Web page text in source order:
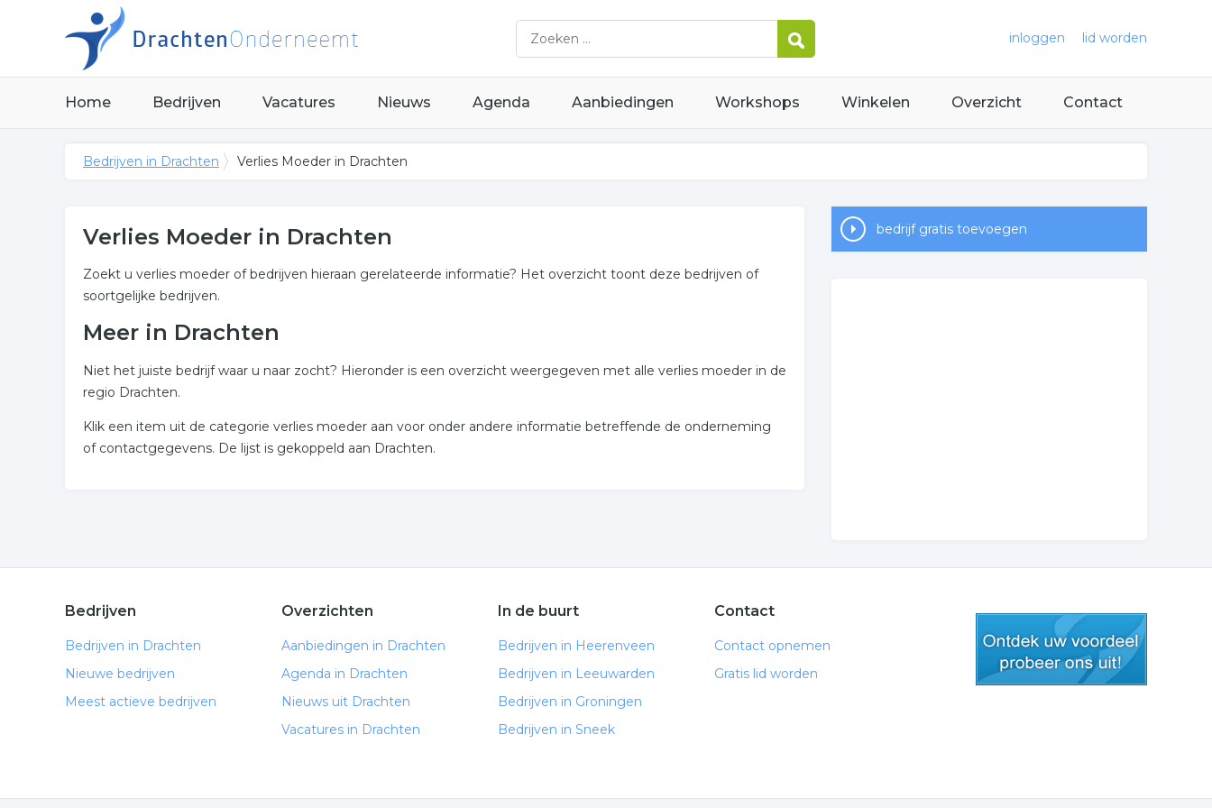
inloggen lid worden
Home Bedrijven Vacatures Nieuws Agenda Aanbiedingen Workshops Winkelen Overzicht Contact
Bedrijven in Drachten Verlies Moeder in Drachten
Verlies Moeder in Drachten
Zoekt u verlies moeder of bedrijven hieraan gerelateerde informatie? Het overzicht toont deze bedrijven of
soortgelijke bedrijven.
Meer in Drachten
Niet het juiste bedrijf waar u naar zocht? Hieronder is een overzicht weergegeven met alle verlies moeder in de
regio Drachten.
Klik een item uit de categorie verlies moeder aan voor onder andere informatie betreffende de onderneming
of contactgegevens. De lijst is gekoppeld aan Drachten.
bedrijf gratis toevoegen
Bedrijven
Bedrijven in Drachten
Nieuwe bedrijven
Meest actieve bedrijven
Overzichten
Aanbiedingen in Drachten
Agenda in Drachten
Nieuws uit Drachten
Vacatures in Drachten
In de buurt
Bedrijven in Heerenveen
Bedrijven in Leeuwarden
Bedrijven in Groningen
Bedrijven in Sneek
Contact
Contact opnemen
Gratis lid worden